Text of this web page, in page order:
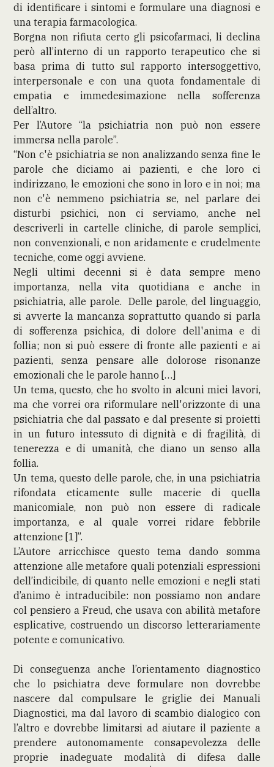
di identificare i sintomi e formulare una diagnosi e
una terapia farmacologica.
Borgna non rifiuta certo gli psicofarmaci, li declina
però all’interno di un rapporto terapeutico che si
basa prima di tutto sul rapporto intersoggettivo,
interpersonale e con una quota fondamentale di
empatia e immedesimazione nella sofferenza
dell’altro.
Per l’Autore “la psichiatria non può non essere
immersa nella parole”.
“Non c'è psichiatria se non analizzando senza fine le
parole che diciamo ai pazienti, e che loro ci
indirizzano, le emozioni che sono in loro e in noi; ma
non c'è nemmeno psichiatria se, nel parlare dei
disturbi psichici, non ci serviamo, anche nel
descriverli in cartelle cliniche, di parole semplici,
non convenzionali, e non aridamente e crudelmente
tecniche, come oggi avviene.
Negli ultimi decenni si è data sempre meno
importanza, nella vita quotidiana e anche in
psichiatria, alle parole. Delle parole, del linguaggio,
si avverte la mancanza soprattutto quando si parla
di sofferenza psichica, di dolore dell'anima e di
follia; non si può essere di fronte alle pazienti e ai
pazienti, senza pensare alle dolorose risonanze
emozionali che le parole hanno […]
Un tema, questo, che ho svolto in alcuni miei lavori,
ma che vorrei ora riformulare nell'orizzonte di una
psichiatria che dal passato e dal presente si proietti
in un futuro intessuto di dignità e di fragilità, di
tenerezza e di umanità, che diano un senso alla
follia.
Un tema, questo delle parole, che, in una psichiatria
rifondata eticamente sulle macerie di quella
manicomiale, non può non essere di radicale
importanza, e al quale vorrei ridare febbrile
attenzione [1]”.
L’Autore arricchisce questo tema dando somma
attenzione alle metafore quali potenziali espressioni
dell’indicibile, di quanto nelle emozioni e negli stati
d’animo è intraducibile: non possiamo non andare
col pensiero a Freud, che usava con abilità metafore
esplicative, costruendo un discorso letterariamente
potente e comunicativo.
Di conseguenza anche l’orientamento diagnostico
che lo psichiatra deve formulare non dovrebbe
nascere dal compulsare le griglie dei Manuali
Diagnostici, ma dal lavoro di scambio dialogico con
l’altro e dovrebbe limitarsi ad aiutare il paziente a
prendere autonomamente consapevolezza delle
proprie inadeguate modalità di difesa dalle